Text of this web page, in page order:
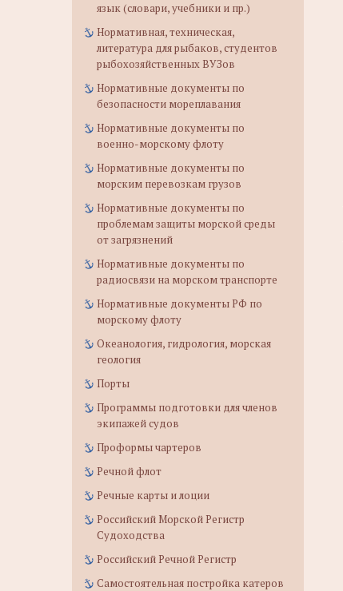
язык (словари, учебники и пр.)
Нормативная, техническая,
литература для рыбаков, студентов
рыбохозяйственных ВУЗов
Нормативные документы по
безопасности мореплавания
Нормативные документы по
военно-морскому флоту
Нормативные документы по
морским перевозкам грузов
Нормативные документы по
проблемам защиты морской среды
от загрязнений
Нормативные документы по
радиосвязи на морском транспорте
Нормативные документы РФ по
морскому флоту
Океанология, гидрология, морская
геология
Порты
Программы подготовки для членов
экипажей судов
Проформы чартеров
Речной флот
Речные карты и лоции
Российский Морской Регистр
Судоходства
Российский Речной Регистр
Самостоятельная постройка катеров